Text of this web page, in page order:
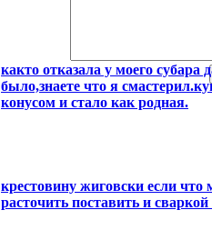
както отказала у моего субара
было,знаете что я
конусом и стало как родная.
крестовину жиговски если что
расточить поставить и